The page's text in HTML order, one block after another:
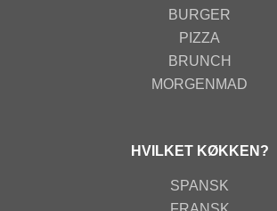
BURGER
PIZZA
BRUNCH
MORGENMAD
HVILKET KØKKEN?
SPANSK